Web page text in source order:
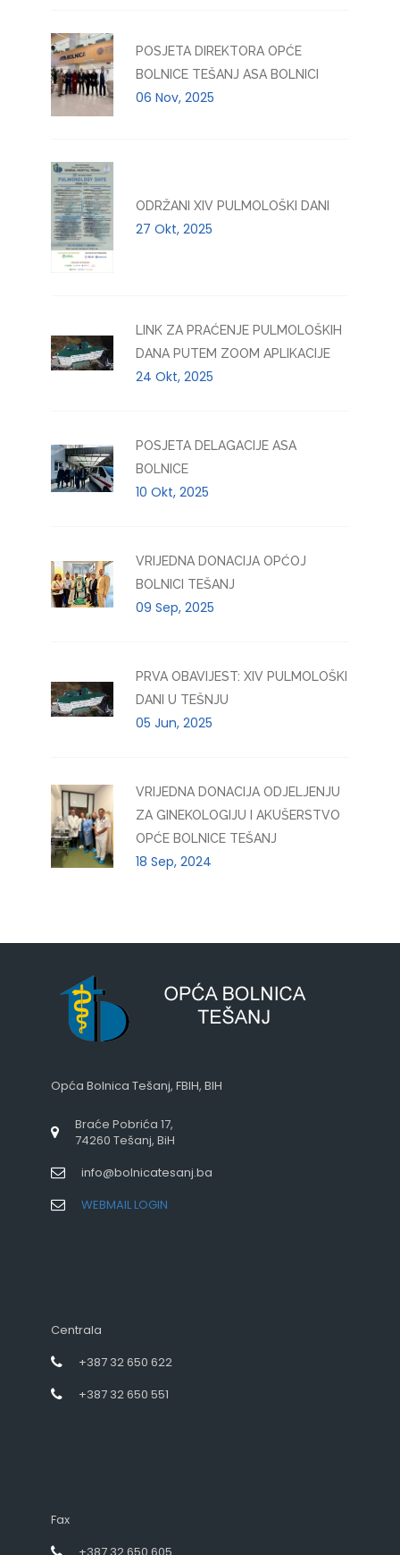
POSJETA DIREKTORA OPĆE
BOLNICE TEŠANJ ASA BOLNICI
06 Nov, 2025
ODRŽANI XIV PULMOLOŠKI DANI
27 Okt, 2025
LINK ZA PRAĆENJE PULMOLOŠKIH
DANA PUTEM ZOOM APLIKACIJE
24 Okt, 2025
POSJETA DELAGACIJE ASA
BOLNICE
10 Okt, 2025
VRIJEDNA DONACIJA OPĆOJ
BOLNICI TEŠANJ
09 Sep, 2025
PRVA OBAVIJEST: XIV PULMOLOŠKI
DANI U TEŠNJU
05 Jun, 2025
VRIJEDNA DONACIJA ODJELJENJU
ZA GINEKOLOGIJU I AKUŠERSTVO
OPĆE BOLNICE TEŠANJ
18 Sep, 2024
Opća Bolnica Tešanj, FBIH, BIH
Braće Pobrića 17,
74260 Tešanj, BiH
info@bolnicatesanj.ba
WEBMAIL LOGIN
Centrala
+387 32 650 622
+387 32 650 551
Fax